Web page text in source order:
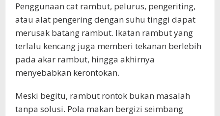
Penggunaan cat rambut, pelurus, pengeriting,
atau alat pengering dengan suhu tinggi dapat
merusak batang rambut. Ikatan rambut yang
terlalu kencang juga memberi tekanan berlebih
pada akar rambut, hingga akhirnya
menyebabkan kerontokan.
Meski begitu, rambut rontok bukan masalah
tanpa solusi. Pola makan bergizi seimbang